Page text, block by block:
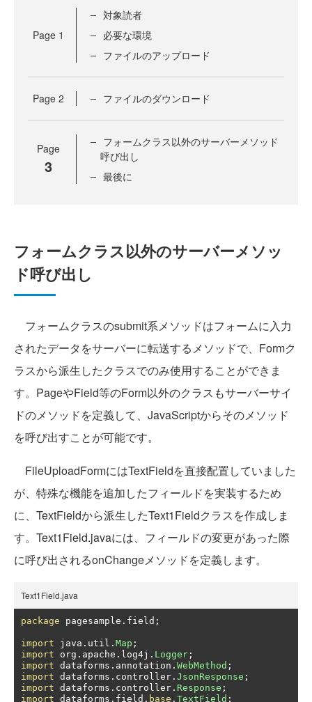
Page 1
対象読者
必要な環境
ファイルのアップロード
Page 2 ファイルのダウンロード
Page
3
フォームクラス以外のサーバーメソッド
呼び出し
最後に
フォームクラス以外のサーバーメソッ
ド呼び出し
フォームクラスのsubmit系メソッドはフォームに入力
されたデータをサーバーに転送するメソッドで、Formク
ラスから派生したクラスでのみ使用することができま
す。PageやField等のForm以外のクラスもサーバーサイ
ドのメソッドを定義して、JavaScriptからそのメソッド
を呼び出すことが可能です。
FileUploadFormにはTextFieldを直接配置していました
が、特殊な機能を追加したフィールドを実装するため
に、TextFieldから派生したText1Fieldクラスを作成しま
す。Text1Field.javaには、フィールドの変更があった際
に呼び出されるonChangeメソッドを定義します。
Text1Field.java
package pagesample . field ;
import java . util . Map ;
import org . apache . log4j . Logger ;
import dataforms . annotation . WebMethod ;
import dataforms . controller . JsonResponse ;
import dataforms . controller . Response ;
import dataforms . field . base . TextField ;